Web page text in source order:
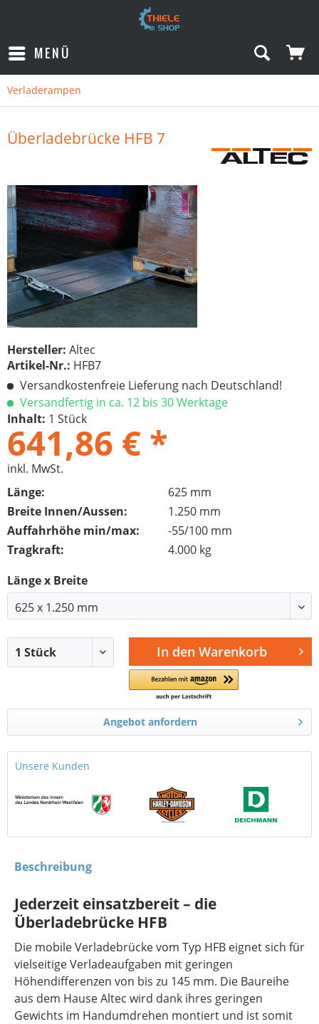
MENÜ
Verladerampen
Überladebrücke HFB 7
Hersteller: Altec
Artikel-Nr.: HFB7
Versandkostenfreie Lieferung nach Deutschland!
Versandfertig in ca. 12 bis 30 Werktage
Inhalt: 1 Stück
641,86 € *
inkl. MwSt.
Länge:
625 mm
Breite Innen/Aussen:
1.250 mm
Auffahrhöhe min/max:
-55/100 mm
Tragkraft:
4.000 kg
Länge x Breite
In den Warenkorb
Angebot anfordern
Unsere Kunden
Beschreibung
Jederzeit einsatzbereit – die
Überladebrücke HFB
Die mobile Verladebrücke vom Typ HFB eignet sich für
vielseitige Verladeaufgaben mit geringen
Höhendifferenzen von bis zu 145 mm. Die Baureihe
aus dem Hause Altec wird dank ihres geringen
Gewichts im Handumdrehen montiert und ist somit